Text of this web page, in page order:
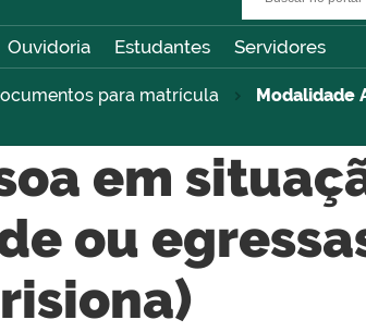
Ouvidoria Estudantes Servidores
para matrícula
Modalidade
em
ou